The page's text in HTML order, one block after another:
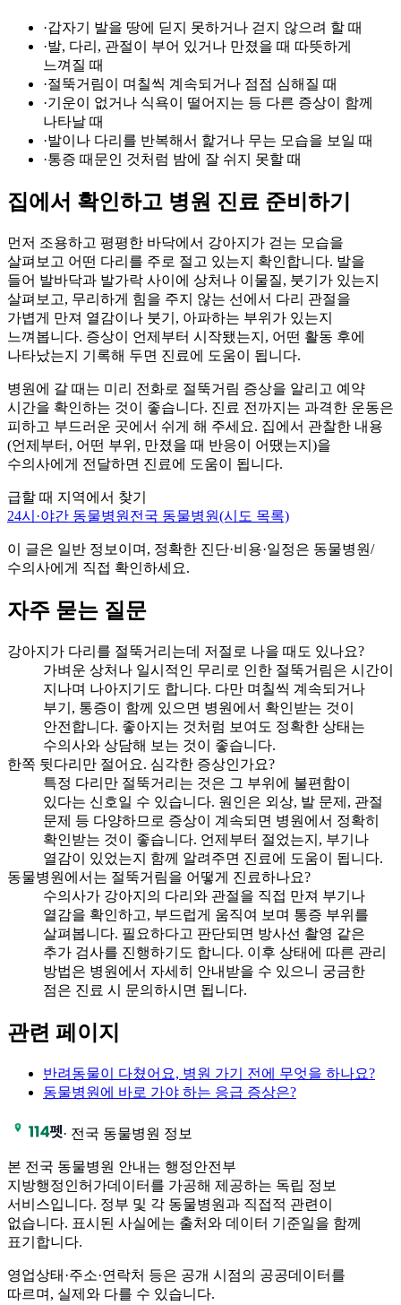
·갑자기 발을 땅에 딛지 못하거나 걷지 않으려 할 때
·발, 다리, 관절이 부어 있거나 만졌을 때 따뜻하게
느껴질 때
·절뚝거림이 며칠씩 계속되거나 점점 심해질 때
·기운이 없거나 식욕이 떨어지는 등 다른 증상이 함께
나타날 때
·발이나 다리를 반복해서 핥거나 무는 모습을 보일 때
·통증 때문인 것처럼 밤에 잘 쉬지 못할 때
집에서 확인하고 병원 진료 준비하기
먼저 조용하고 평평한 바닥에서 강아지가 걷는 모습을
살펴보고 어떤 다리를 주로 절고 있는지 확인합니다. 발을
들어 발바닥과 발가락 사이에 상처나 이물질, 붓기가 있는지
살펴보고, 무리하게 힘을 주지 않는 선에서 다리 관절을
가볍게 만져 열감이나 붓기, 아파하는 부위가 있는지
느껴봅니다. 증상이 언제부터 시작됐는지, 어떤 활동 후에
나타났는지 기록해 두면 진료에 도움이 됩니다.
병원에 갈 때는 미리 전화로 절뚝거림 증상을 알리고 예약
시간을 확인하는 것이 좋습니다. 진료 전까지는 과격한 운동은
피하고 부드러운 곳에서 쉬게 해 주세요. 집에서 관찰한 내용
(언제부터, 어떤 부위, 만졌을 때 반응이 어땠는지)을
수의사에게 전달하면 진료에 도움이 됩니다.
급할 때 지역에서 찾기
24시·야간 동물병원 전국 동물병원(시도 목록)
이 글은 일반 정보이며, 정확한 진단·비용·일정은 동물병원/
수의사에게 직접 확인하세요.
자주 묻는 질문
강아지가 다리를 절뚝거리는데 저절로 나을 때도 있나요?
가벼운 상처나 일시적인 무리로 인한 절뚝거림은 시간이
지나며 나아지기도 합니다. 다만 며칠씩 계속되거나
부기, 통증이 함께 있으면 병원에서 확인받는 것이
안전합니다. 좋아지는 것처럼 보여도 정확한 상태는
수의사와 상담해 보는 것이 좋습니다.
한쪽 뒷다리만 절어요. 심각한 증상인가요?
특정 다리만 절뚝거리는 것은 그 부위에 불편함이
있다는 신호일 수 있습니다. 원인은 외상, 발 문제, 관절
문제 등 다양하므로 증상이 계속되면 병원에서 정확히
확인받는 것이 좋습니다. 언제부터 절었는지, 부기나
열감이 있었는지 함께 알려주면 진료에 도움이 됩니다.
동물병원에서는 절뚝거림을 어떻게 진료하나요?
수의사가 강아지의 다리와 관절을 직접 만져 부기나
열감을 확인하고, 부드럽게 움직여 보며 통증 부위를
살펴봅니다. 필요하다고 판단되면 방사선 촬영 같은
추가 검사를 진행하기도 합니다. 이후 상태에 따른 관리
방법은 병원에서 자세히 안내받을 수 있으니 궁금한
점은 진료 시 문의하시면 됩니다.
관련 페이지
반려동물이 다쳤어요, 병원 가기 전에 무엇을 하나요?
동물병원에 바로 가야 하는 응급 증상은?
· 전국 동물병원 정보
본 전국 동물병원 안내는 행정안전부
지방행정인허가데이터를 가공해 제공하는 독립 정보
서비스입니다. 정부 및 각 동물병원과 직접적 관련이
없습니다. 표시된 사실에는 출처와 데이터 기준일을 함께
표기합니다.
영업상태·주소·연락처 등은 공개 시점의 공공데이터를
따르며, 실제와 다를 수 있습니다.